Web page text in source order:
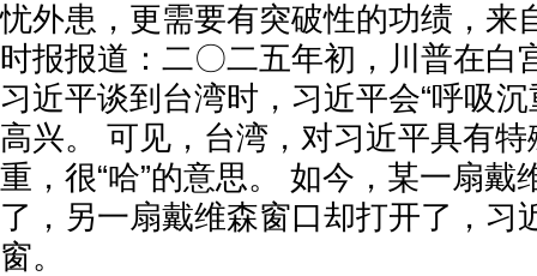
忧外患，更需要有突破性的功绩，来
时报报道：二〇二五年初，川普在白
习近平谈到台湾时，习近平会“呼吸
高兴。 可见，台湾，对习近平具有
重，很“哈”的意思。 如今，某一扇戴
了，另一扇戴维森窗口却打开了，习
窗。